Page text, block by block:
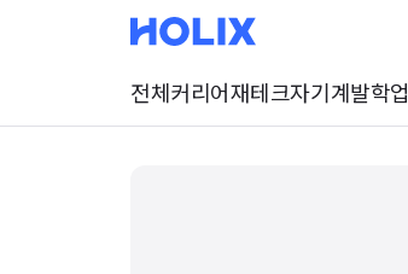
전체 커리어재테크자기계발학업